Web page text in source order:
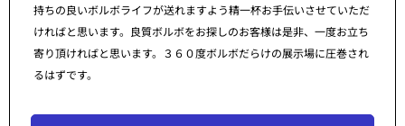
持ちの良いボルボライフが送れますよう精一杯お手伝いさせていただ
ければと思います。良質ボルボをお探しのお客様は是非、一度お立ち
寄り頂ければと思います。３６０度ボルボだらけの展示場に圧巻され
るはずです。